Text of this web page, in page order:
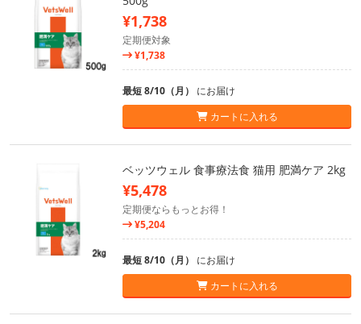
¥1,738
定期便対象
¥1,738
最短 8/10（月） にお届け
カートに入れる
ベッツウェル 食事療法食 猫用 肥満ケア 2kg
¥5,478
定期便ならもっとお得！
¥5,204
最短 8/10（月） にお届け
カートに入れる